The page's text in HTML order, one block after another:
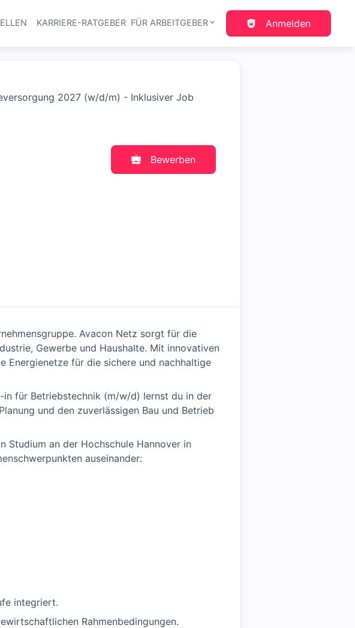
Haupt-Navigation
KARRIERE-RATGEBER FÜR ARBEITGEBER Anmelden
2027 (w/d/m) - Inklusiver Job
Bewerben
Avacon Netz sorgt für die
Gewerbe und Haushalte. Mit innovativen
Energienetze für die sichere und nachhaltige
in für Betriebstechnik (m/w/d) lernst du in der
und den zuverlässigen Bau und Betrieb
Studium an der Hochschule Hannover in
auseinander:
integriert.
Rahmenbedingungen.